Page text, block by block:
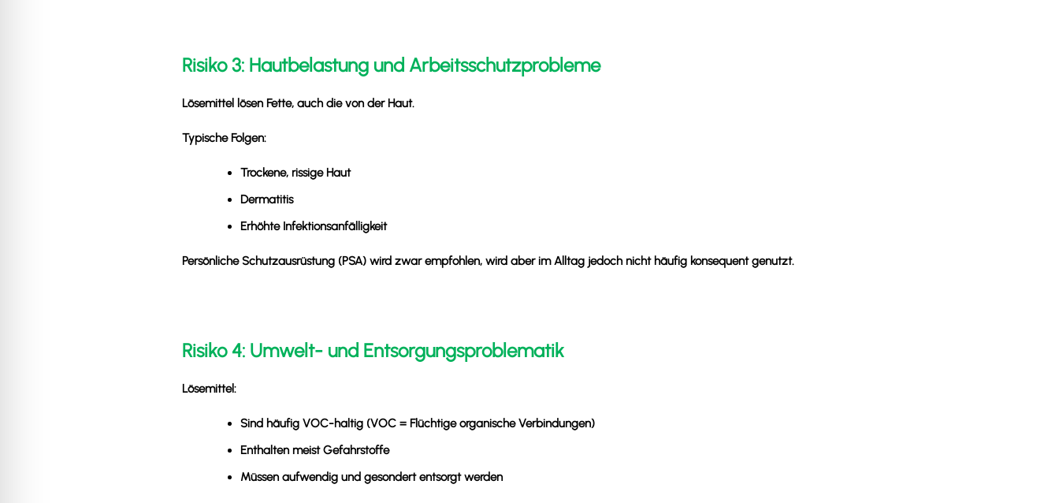
Risiko 3: Hautbelastung und Arbeitsschutzprobleme
Lösemittel lösen Fette, auch die von der Haut.
Typische Folgen:
Trockene, rissige Haut
Dermatitis
Erhöhte Infektionsanfälligkeit
Persönliche Schutzausrüstung (PSA) wird zwar empfohlen, wird aber im Alltag jedoch nicht häufig konsequent genutzt.
Risiko 4: Umwelt- und Entsorgungsproblematik
Lösemittel:
Sind häufig VOC-haltig (VOC = Flüchtige organische Verbindungen)
Enthalten meist Gefahrstoffe
Müssen aufwendig und gesondert entsorgt werden